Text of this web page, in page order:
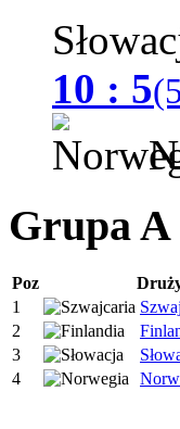
10 : 5
Grupa A
Poz
1
2
3
4